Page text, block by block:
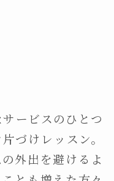
ービスのひとつ
づけレッスン。
外出を避けるよ